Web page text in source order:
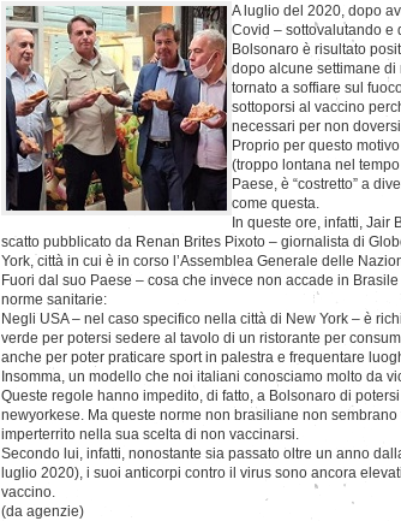
A luglio del 2020, dopo
Covid – sottovalutando e
Bolsonaro è risultato
dopo alcune settimane
tornato a soffiare sul
sottoporsi al vaccino
necessari per non
Proprio per questo
(troppo lontana nel
Paese, è “costretto” a
come questa.
In queste ore, infatti, Jair
scatto pubblicato da Renan Brites Pixoto – giornalista di
York, città in cui è in corso l’Assemblea Generale delle
Fuori dal suo Paese – cosa che invece non accade in
norme sanitarie:
Negli USA – nel caso specifico nella città di New York – è
verde per potersi sedere al tavolo di un ristorante per
anche per poter praticare sport in palestra e frequentare
Insomma, un modello che noi italiani conosciamo molto da
Queste regole hanno impedito, di fatto, a Bolsonaro di
newyorkese. Ma queste norme non brasiliane non
imperterrito nella sua scelta di non vaccinarsi.
Secondo lui, infatti, nonostante sia passato oltre un anno
luglio 2020), i suoi anticorpi contro il virus sono ancora
vaccino.
(da agenzie)